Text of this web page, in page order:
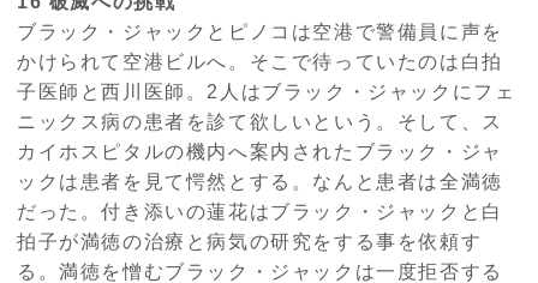
ブラック・ジャックとピノコは空港で警備員に声を
かけられて空港ビルへ。そこで待っていたのは白拍
子医師と西川医師。2人はブラック・ジャックにフェ
ニックス病の患者を診て欲しいという。そして、ス
カイホスピタルの機内へ案内されたブラック・ジャ
ックは患者を見て愕然とする。なんと患者は全満徳
だった。付き添いの蓮花はブラック・ジャックと白
拍子が満徳の治療と病気の研究をする事を依頼す
る。満徳を憎むブラック・ジャックは一度拒否する